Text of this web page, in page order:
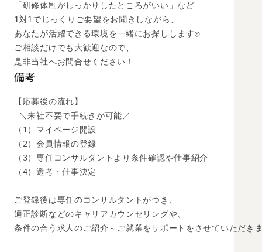
「研修体制がしっかりしたところがいい」など
1対1でじっくりご要望をお聞きしながら、
あなたが活躍できる環境を一緒にお探しします◎
ご相談だけでも大歓迎なので、
是非当社へお問合せください！
備考
【応募後の流れ】
＼来社不要で手続きが可能／
（1）マイページ開設
（2）会員情報の登録
（3）専任コンサルタントより条件確認や仕事紹介
（4）選考・仕事決定
ご登録後は専任のコンサルタントがつき、
適正診断などのキャリアカウンセリングや、
条件の合う求人のご紹介～ご就業をサポートをさせていただき